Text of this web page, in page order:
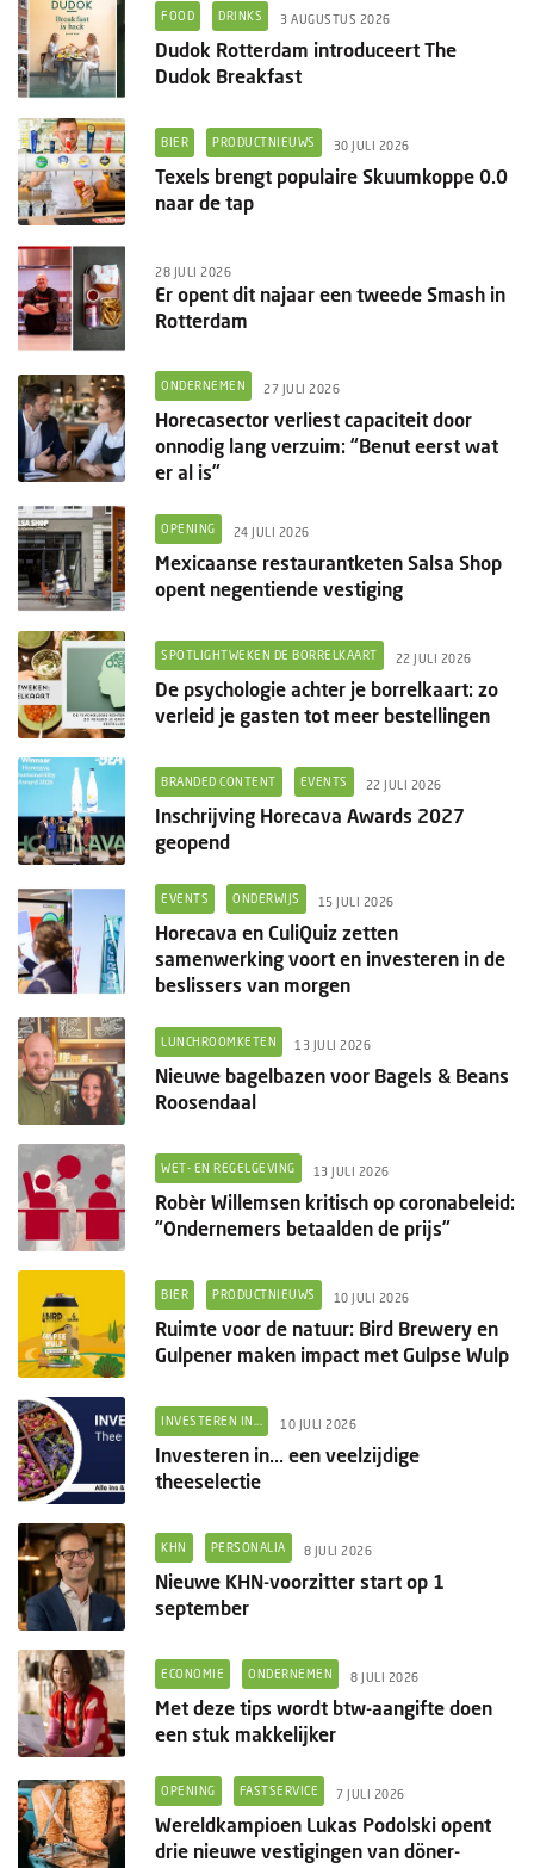
FOOD DRINKS 3 AUGUSTUS 2026
Dudok Rotterdam introduceert The
Dudok Breakfast
BIER PRODUCTNIEUWS 30 JULI 2026
Texels brengt populaire Skuumkoppe 0.0
naar de tap
28 JULI 2026
Er opent dit najaar een tweede Smash in
Rotterdam
ONDERNEMEN 27 JULI 2026
Horecasector verliest capaciteit door
onnodig lang verzuim: “Benut eerst wat
er al is”
OPENING 24 JULI 2026
Mexicaanse restaurantketen Salsa Shop
opent negentiende vestiging
SPOTLIGHTWEKEN DE BORRELKAART 22 JULI 2026
De psychologie achter je borrelkaart: zo
verleid je gasten tot meer bestellingen
BRANDED CONTENT EVENTS 22 JULI 2026
Inschrijving Horecava Awards 2027
geopend
EVENTS ONDERWIJS 15 JULI 2026
Horecava en CuliQuiz zetten
samenwerking voort en investeren in de
beslissers van morgen
LUNCHROOMKETEN 13 JULI 2026
Nieuwe bagelbazen voor Bagels & Beans
Roosendaal
WET- EN REGELGEVING 13 JULI 2026
Robèr Willemsen kritisch op coronabeleid:
“Ondernemers betaalden de prijs”
BIER PRODUCTNIEUWS 10 JULI 2026
Ruimte voor de natuur: Bird Brewery en
Gulpener maken impact met Gulpse Wulp
INVESTEREN IN... 10 JULI 2026
Investeren in... een veelzijdige
theeselectie
KHN PERSONALIA 8 JULI 2026
Nieuwe KHN-voorzitter start op 1
september
ECONOMIE ONDERNEMEN 8 JULI 2026
Met deze tips wordt btw-aangifte doen
een stuk makkelijker
OPENING FASTSERVICE 7 JULI 2026
Wereldkampioen Lukas Podolski opent
drie nieuwe vestigingen van döner-